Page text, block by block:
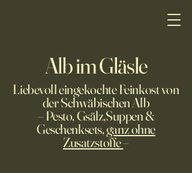
Alb im Gläsle
Liebevoll eingekochte Feinkost von
der Schwäbischen Alb
– Pesto, Gsälz,Suppen &
Geschenksets,ganz ohne
Zusatzstoffe–